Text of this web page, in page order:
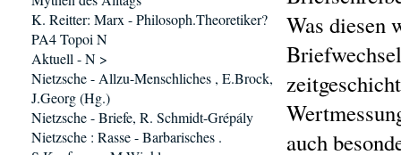
Was diesen
auch
K. Reitter: Marx - Philosoph.Theoretiker?
PA4 Topoi N
Aktuell - N >
Nietzsche - Allzu-Menschliches , E.Brock,
J.Georg (Hg.)
Nietzsche - Briefe, R. Schmidt-Grépály
Nietzsche : Rasse - Barbarisches .